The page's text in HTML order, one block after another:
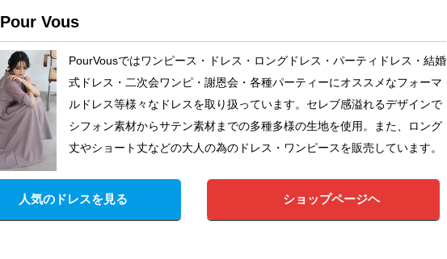
Pour Vous
PourVousではワンピース・ドレス・ロングドレス・パーティドレス・結婚
式ドレス・二次会ワンピ・謝恩会・各種パーティーにオススメなフォーマ
ルドレス等様々なドレスを取り扱っています。セレブ感溢れるデザインで
シフォン素材からサテン素材までの多種多様の生地を使用。また、ロング
丈やショート丈などの大人の為のドレス・ワンピースを販売しています。
人気のドレスを見る ショップページヘ